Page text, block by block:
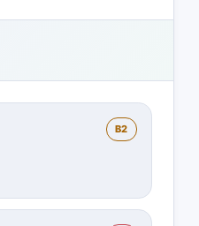
B2